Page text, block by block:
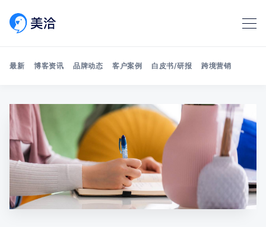
Search 美洽博客
最新 博客资讯 品牌动态 客户案例 白皮书/研报 跨境营销